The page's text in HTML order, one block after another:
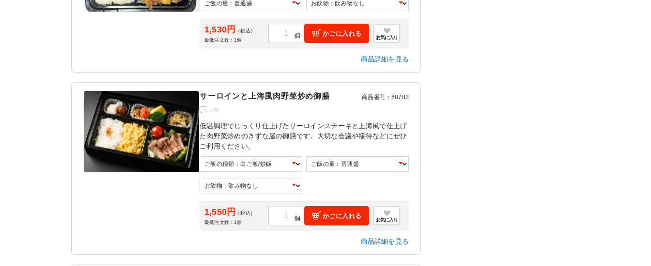
1,530円
（税込）
最低注文数： 1個
かごに入れる
お気に入り
商品詳細を見る
サーロインと上海風肉野菜炒め御膳 商品番号：68783
- 件
低温調理でじっくり仕上げたサーロインステーキと上海風で仕上げ
た肉野菜炒めのきずな屋の御膳です。大切な会議や接待などにぜひ
ご利用ください。
1,550円
（税込）
最低注文数： 1個
かごに入れる
お気に入り
商品詳細を見る